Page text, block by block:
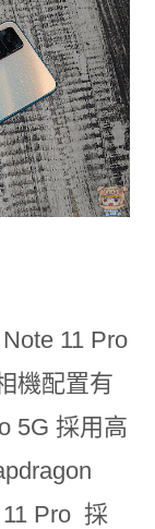
11 Pro
機配置有
5G 採用高
Pro 採